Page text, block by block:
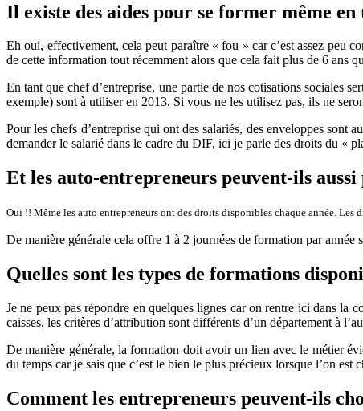
Il existe des aides pour se former même
Eh oui, effectivement, cela peut paraître « fou » car c’est assez peu
de cette information tout récemment alors que cela fait plus de 6 ans
En tant que chef d’entreprise, une partie de nos cotisations sociales
exemple) sont à utiliser en 2013. Si vous ne les utilisez pas, ils ne
Pour les chefs d’entreprise qui ont des salariés, des enveloppes sont
demander le salarié dans le cadre du DIF, ici je parle des droits du «
Et les auto-entrepreneurs peuvent-ils
Oui !! Même les auto entrepreneurs ont des droits disponibles chaque année.
De manière générale cela offre 1 à 2 journées de formation par année
Quelles sont les types de formations
Je ne peux pas répondre en quelques lignes car on rentre ici dans
caisses, les critères d’attribution sont différents d’un département à
De manière générale, la formation doit avoir un lien avec le métier
du temps car je sais que c’est le bien le plus précieux lorsque l’on
Comment les entrepreneurs peuvent-ils